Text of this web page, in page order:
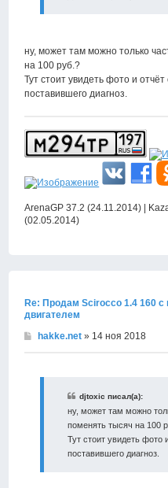
ну, может там можно только
на 100 руб.?
Тут стоит увидеть фото и отчёт
поставившего диагноз.
ArenaGP 37.2 (24.11.2014) |
(02.05.2014)
Re: Продам Scirocco 1.4 160
двигателем
hakke.net » 14 ноя 2018
djtoxic писал(а):
ну, может там можно
поменять тысяч на 100
Тут стоит увидеть фото
поставившего диагноз.